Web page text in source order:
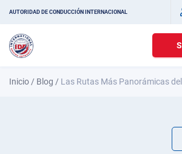
AUTORIDAD DE CONDUCCIÓN INTERNACIONAL
Inicio / Blog / Las Rutas Más Panorámicas